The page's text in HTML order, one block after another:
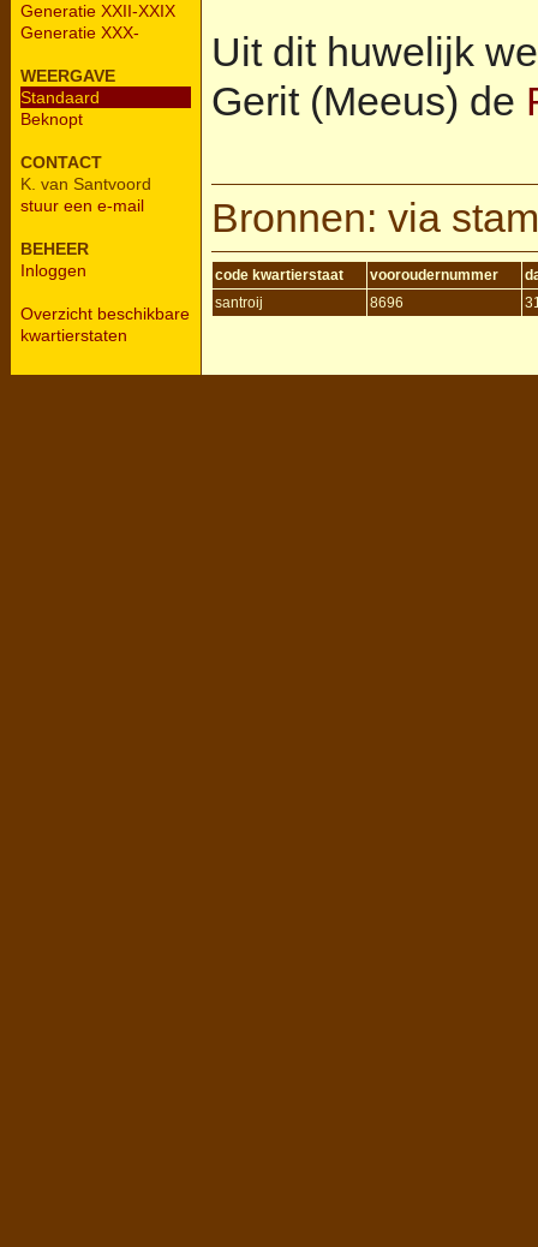
Generatie XXII-XXIX
Generatie XXX-
WEERGAVE
Standaard
Beknopt
CONTACT
K. van Santvoord
stuur een e-mail
BEHEER
Inloggen
Overzicht beschikbare
kwartierstaten
Uit dit huwelijk
Gerit (Meeus) de
Bronnen: via
code kwartierstaat vooroudernummer
santroij
8696